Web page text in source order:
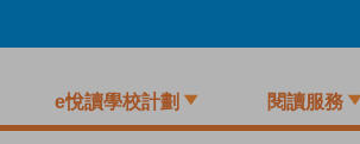
e悅讀學校計劃 閱讀服務